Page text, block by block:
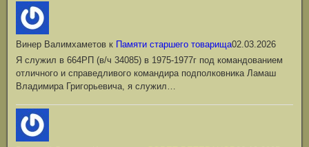
Винер Валимхаметов к Памяти старшего товарища02.03.2026
Я служил в 664РП (в/ч 34085) в 1975-1977г под командованием
отличного и справедливого командира подполковника Ламаш
Владимира Григорьевича, я служил…